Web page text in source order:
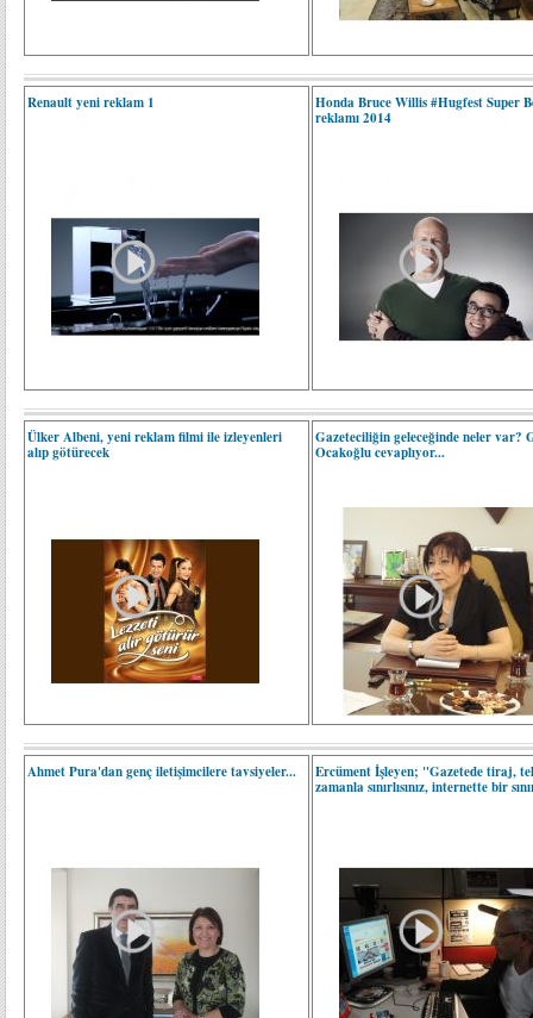
Renault yeni reklam 1
Honda Bruce Willis #Hugfest Super
reklamı 2014
Ülker Albeni, yeni reklam filmi ile izleyenleri
alıp götürecek
Gazeteciliğin geleceğinde neler var?
Ocakoğlu cevaplıyor...
Ahmet Pura'dan genç iletişimcilere tavsiyeler...
Ercüment İşleyen; "Gazetede tiraj,
zamanla sınırlısınız, internette bir